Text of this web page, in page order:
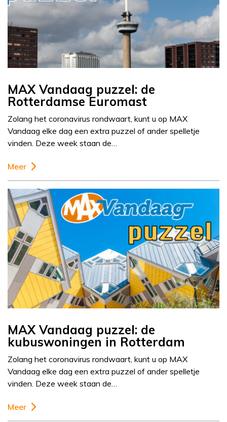
MAX Vandaag puzzel: de
Rotterdamse Euromast
Zolang het coronavirus rondwaart, kunt u op MAX
Vandaag elke dag een extra puzzel of ander spelletje
vinden. Deze week staan de…
Meer
MAX Vandaag puzzel: de
kubuswoningen in Rotterdam
Zolang het coronavirus rondwaart, kunt u op MAX
Vandaag elke dag een extra puzzel of ander spelletje
vinden. Deze week staan de…
Meer